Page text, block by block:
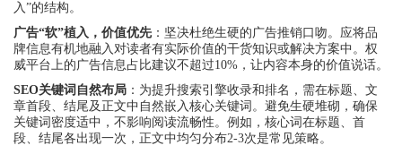
入”的结构。
广告“软”植入，价值优先：坚决杜绝生硬的广告推销口吻。应将品
牌信息有机地融入对读者有实际价值的干货知识或解决方案中。权
威平台上的广告信息占比建议不超过10%，让内容本身的价值说话。
SEO关键词自然布局 ：为提升搜索引擎收录和排名，需在标题、文
章首段、结尾及正文中自然嵌入核心关键词。避免生硬堆砌，确保
关键词密度适中，不影响阅读流畅性。例如，核心词在标题、首
段、结尾各出现一次，正文中均匀分布2-3次是常见策略。